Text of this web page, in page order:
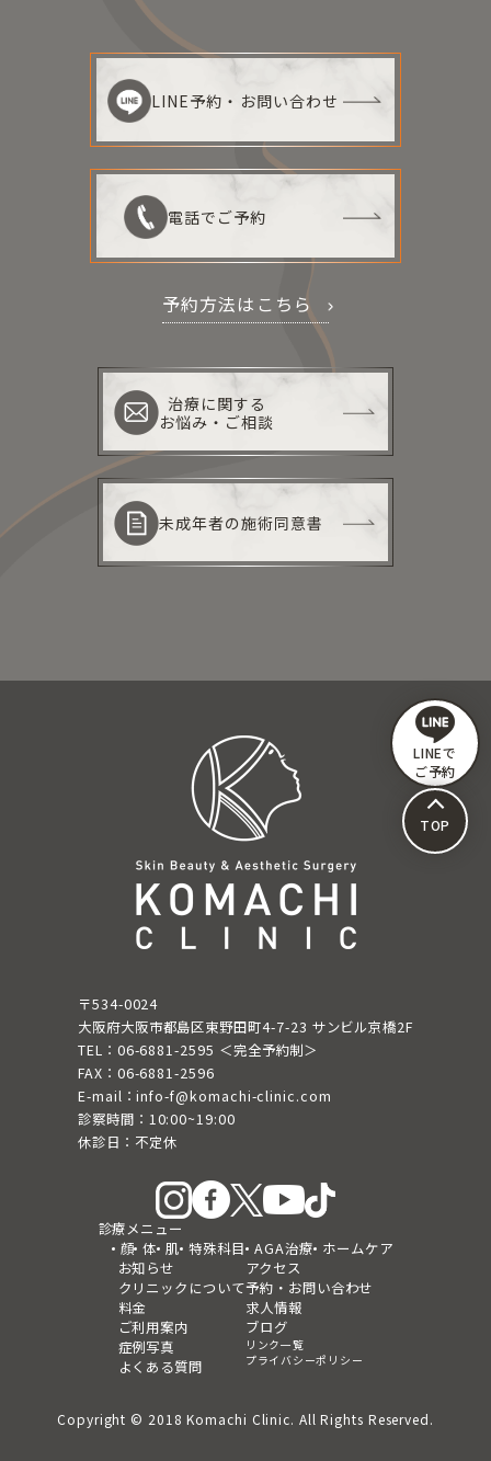
LINE予約・お問い合わせ
電話でご予約
予約方法はこちら
治療に関する
お悩み・ご相談
未成年者の施術同意書
〒534-0024
大阪府大阪市都島区東野田町4-7-23 サンビル京橋2F
TEL：06-6881-2595 ＜完全予約制＞
FAX：06-6881-2596
E-mail：info-f@komachi-clinic.com
診察時間：10:00~19:00
休診日：不定休
診療メニュー
顔 体 肌 特殊科目 AGA治療 ホームケア
お知らせ
クリニックについて
料金
ご利用案内
症例写真
よくある質問
アクセス
予約・お問い合わせ
求人情報
ブログ
リンク一覧
プライバシーポリシー
Copyright © 2018 Komachi Clinic. All Rights Reserved.
LINEで
ご予約
TOP